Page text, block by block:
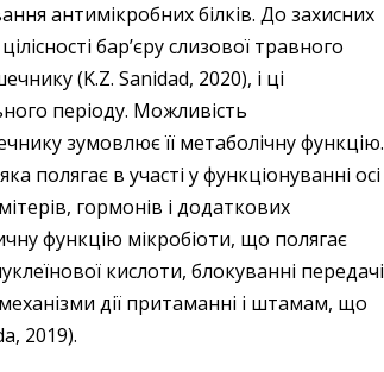
антимікробних білків. До захисних
бар’єру слизової травного
(K.Z. Sanidad, 2020), і ці
періоду. Можливість
зумовлює її метаболічну функцію.
полягає в участі у функціонуванні осі
гормонів і додаткових
функцію мікробіоти, що полягає
кислоти, блокуванні передачі
дії притаманні і штамам, що
2019).